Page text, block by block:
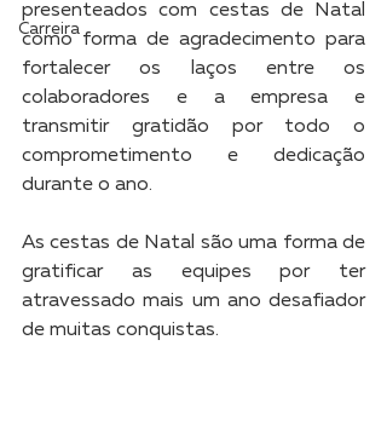
Carreira
presenteados com cestas de Natal
como forma de agradecimento para
fortalecer os laços entre os
colaboradores e a empresa e
transmitir gratidão por todo o
comprometimento e dedicação
durante o ano.
As cestas de Natal são uma forma de
gratificar as equipes por ter
atravessado mais um ano desafiador
de muitas conquistas.